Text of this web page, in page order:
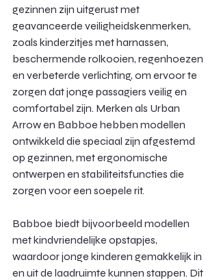
gezinnen zijn uitgerust met
geavanceerde veiligheidskenmerken,
zoals kinderzitjes met harnassen,
beschermende rolkooien, regenhoezen
en verbeterde verlichting, om ervoor te
zorgen dat jonge passagiers veilig en
comfortabel zijn. Merken als Urban
Arrow en Babboe hebben modellen
ontwikkeld die speciaal zijn afgestemd
op gezinnen, met ergonomische
ontwerpen en stabiliteitsfuncties die
zorgen voor een soepele rit.
Babboe biedt bijvoorbeeld modellen
met kindvriendelijke opstapjes,
waardoor jonge kinderen gemakkelijk in
en uit de laadruimte kunnen stappen. Dit